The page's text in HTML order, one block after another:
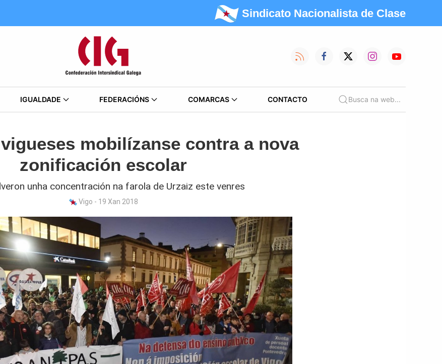
Sindicato Nacionalista de Clase
IGUALDADE FEDERACIÓNS COMARCAS CONTACTO Busca na web...
mobilízanse contra a nova
zonificación escolar
unha concentración na farola de Urzaiz este venres
Vigo - 19 Xan 2018